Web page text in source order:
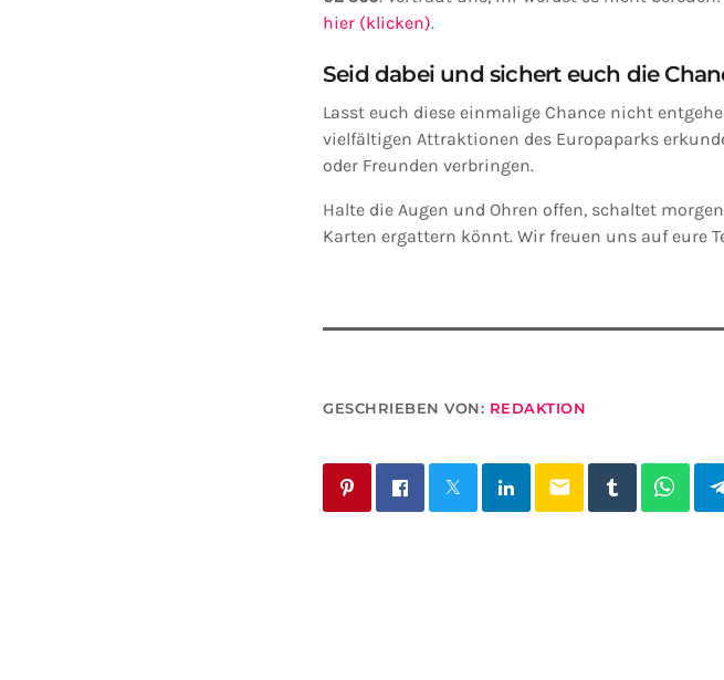
hier (klicken).
Seid dabei und sichert euch die
Lasst euch diese einmalige Chance nicht
vielfältigen Attraktionen des Europaparks
oder Freunden verbringen.
Halte die Augen und Ohren offen, schaltet
Karten ergattern könnt. Wir freuen uns auf eure
GESCHRIEBEN VON: REDAKTION
email